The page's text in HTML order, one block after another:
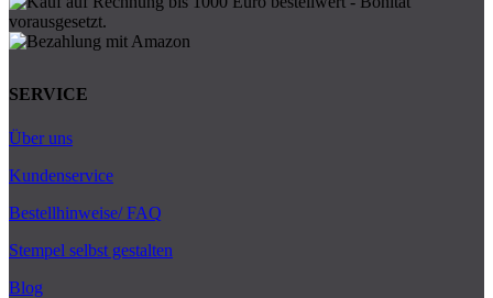
SERVICE
Über uns
Kundenservice
Bestellhinweise/ FAQ
Stempel selbst gestalten
Blog